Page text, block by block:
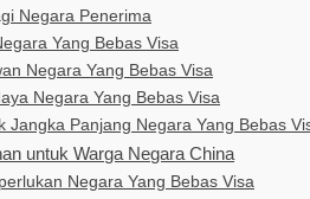
Negara Penerima
Yang Bebas Visa
Negara Yang Bebas Visa
Negara Yang Bebas Visa
Jangka Panjang Negara Yang Bebas
untuk Warga Negara China
Negara Yang Bebas Visa